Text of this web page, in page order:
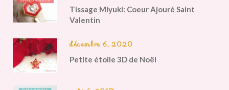
Tissage Miyuki: Coeur Ajouré Saint
Valentin
décembre 6, 2020
Petite étoile 3D de Noël